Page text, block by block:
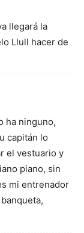
llegará la
Llull hacer de
ha ninguno,
capitán lo
el vestuario y
piano, sin
mi entrenador